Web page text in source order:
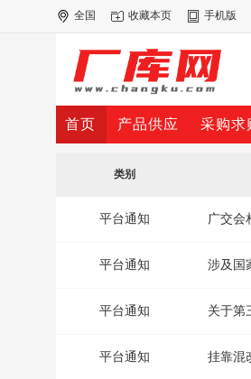
全国 收藏本页 手机版
首页 产品供应 采购求
类别
平台通知 广交会
平台通知 涉及国
平台通知 关于第
平台通知 挂靠混